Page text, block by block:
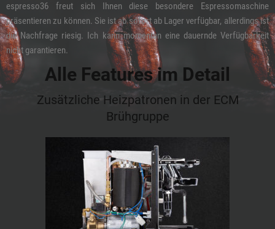
espresso36 freut sich Ihnen diese besondere Espressomaschine
präsentieren zu können. Sie ist ab sofort ab Lager verfügbar, allerdings ist
die Nachfrage riesig. Ich kann momentan eine dauernde Verfügbarkeit
nicht garantieren.
Alle Features im Detail
Zusätzliche Heizpatronen in der ECM
Brühgruppe